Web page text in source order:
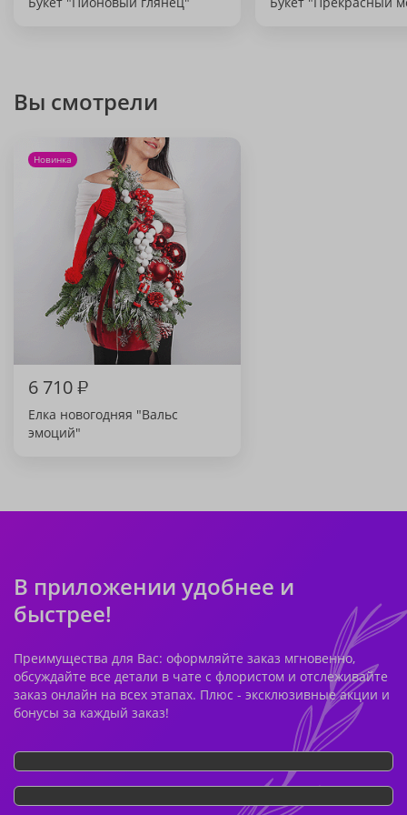
Вы смотрели
Новинка
6 710₽
Елка новогодняя "Вальс
эмоций"
В приложении удобнее и
быстрее!
Преимущества для Вас: оформляйте заказ мгновенно,
обсуждайте все детали в чате с флористом и отслеживайте
заказ онлайн на всех этапах. Плюс - эксклюзивные акции и
бонусы за каждый заказ!